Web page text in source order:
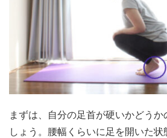
まずは、自分の足首が硬いかどうか
しょう。腰幅くらいに足を開いた